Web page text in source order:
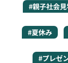
#親子社会
#夏休み
#プレゼ